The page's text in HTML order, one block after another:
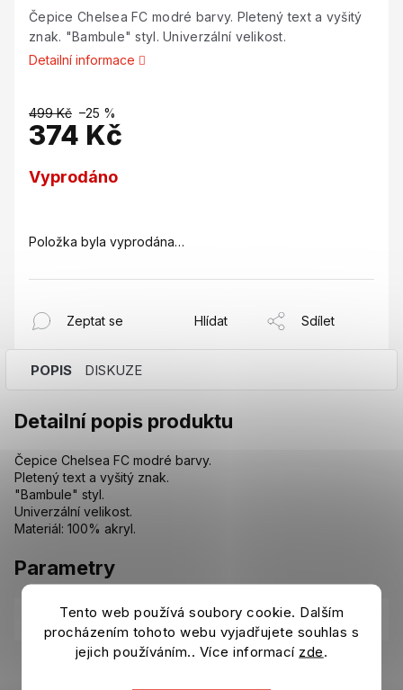
Tento web používá soubory cookie. Dalším
procházením tohoto webu vyjadřujete souhlas s
jejich používáním.. Více informací zde.
Čepice Chelsea FC modré barvy. Pletený text a vyšitý
znak. "Bambule" styl. Univerzální velikost.
Detailní informace
499 Kč –25 %
374 Kč
cena:
Vyprodáno
Položka byla vyprodána…
Zeptat se Hlídat Sdílet
POPIS DISKUZE
Detailní popis produktu
Čepice Chelsea FC modré barvy.
Pletený text a vyšitý znak.
"Bambule" styl.
Univerzální velikost.
Materiál: 100% akryl.
Parametry
Kategorie: Šály, čepice, potítka Chelsea FC
8718707180681